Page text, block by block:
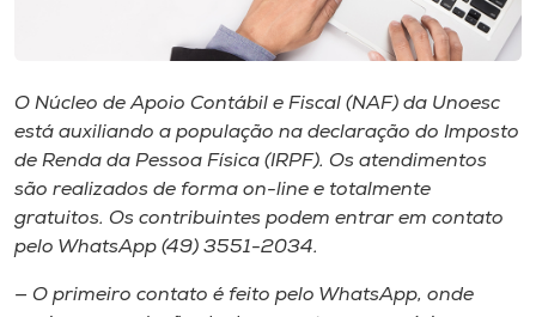
CPA
Biblioteca
Editora
O Núcleo de Apoio Contábil e Fiscal (NAF) da Unoesc
está auxiliando a população na declaração do Imposto
de Renda da Pessoa Física (IRPF). Os atendimentos
são realizados de forma on-line e totalmente
gratuitos. Os contribuintes podem entrar em contato
pelo WhatsApp (49) 3551-2034.
— O primeiro contato é feito pelo WhatsApp, onde